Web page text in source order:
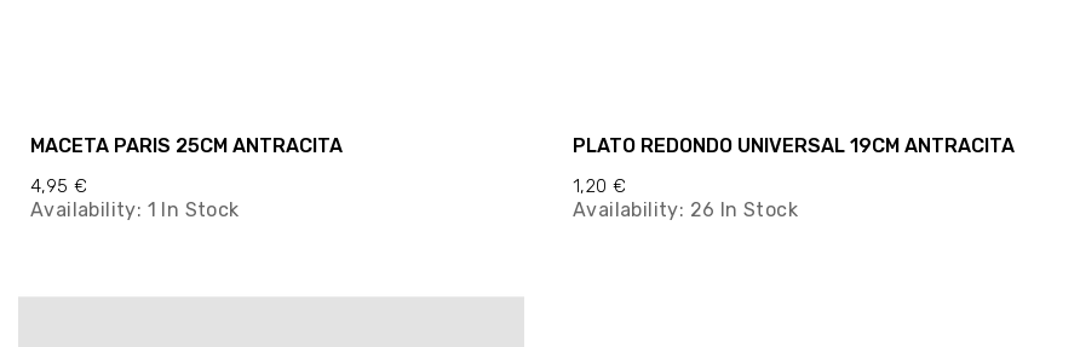
MACETA PARIS 25CM ANTRACITA
4,95 €
Availability: 1 In Stock
PLATO REDONDO UNIVERSAL 19CM ANTRACITA
1,20 €
Availability: 26 In Stock